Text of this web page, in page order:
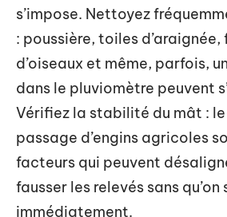
s’impose. Nettoyez
: poussière, toiles d’araignée,
d’oiseaux et même, parfois,
dans le pluviomètre peuvent
Vérifiez la stabilité du mât :
passage d’engins agricoles
facteurs qui peuvent
fausser les relevés sans qu’on
immédiatement.